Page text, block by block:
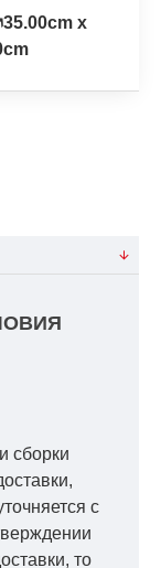
x
сборки
с
то